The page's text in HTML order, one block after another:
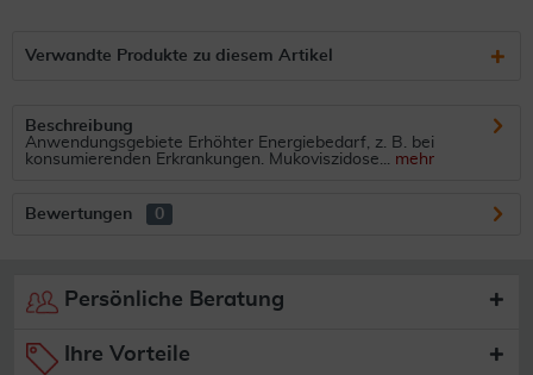
Verwandte Produkte zu diesem Artikel
Beschreibung
Anwendungsgebiete Erhöhter Energiebedarf, z. B. bei
konsumierenden Erkrankungen. Mukoviszidose... mehr
Bewertungen 0
Persönliche Beratung
Ihre Vorteile